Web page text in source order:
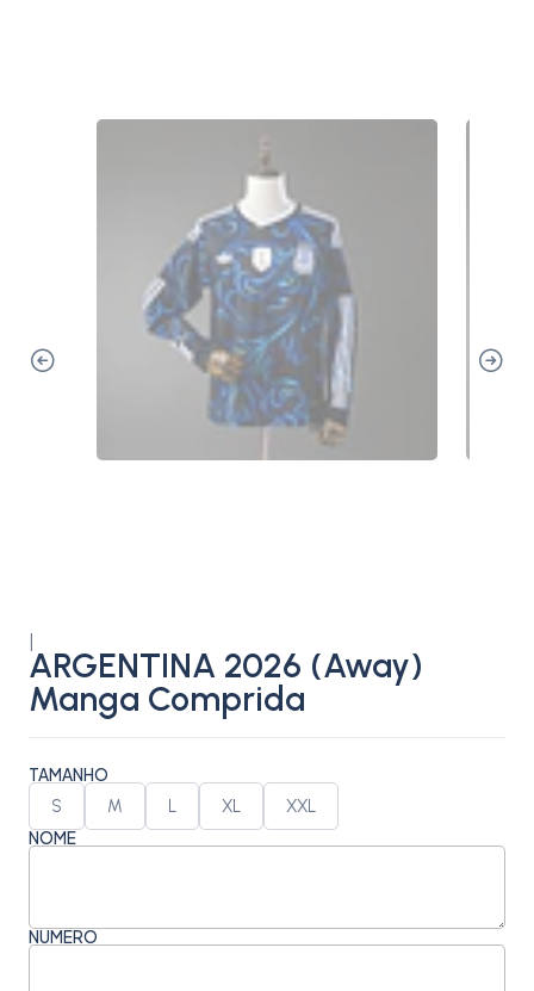
ARGENTINA 2026 (Away)
Manga Comprida
TAMANHO
S M L XL XXL
NOME
NÚMERO